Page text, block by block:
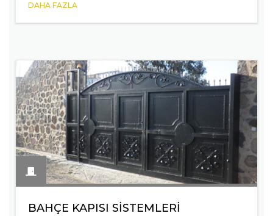
DAHA FAZLA
BAHÇE KAPISI SISTEMLERI